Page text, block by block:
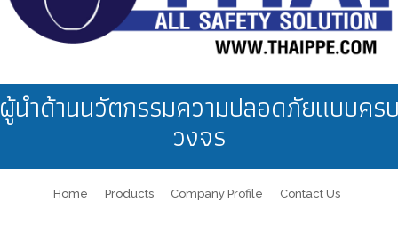
นำด้านนวัตกรรมความปลอดภัยแบบคร
วงจร
Home Products Company Profile Contact Us